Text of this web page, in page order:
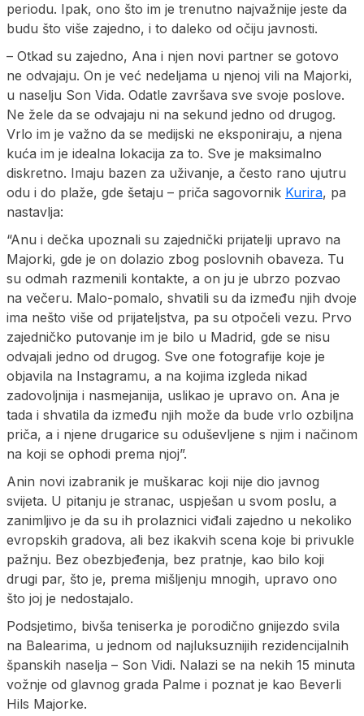
periodu. Ipak, ono što im je trenutno najvažnije jeste da
budu što više zajedno, i to daleko od očiju javnosti.
– Otkad su zajedno, Ana i njen novi partner se gotovo
ne odvajaju. On je već nedeljama u njenoj vili na Majorki,
u naselju Son Vida. Odatle završava sve svoje poslove.
Ne žele da se odvajaju ni na sekund jedno od drugog.
Vrlo im je važno da se medijski ne eksponiraju, a njena
kuća im je idealna lokacija za to. Sve je maksimalno
diskretno. Imaju bazen za uživanje, a često rano ujutru
odu i do plaže, gde šetaju – priča sagovornik Kurira, pa
nastavlja:
“Anu i dečka upoznali su zajednički prijatelji upravo na
Majorki, gde je on dolazio zbog poslovnih obaveza. Tu
su odmah razmenili kontakte, a on ju je ubrzo pozvao
na večeru. Malo-pomalo, shvatili su da između njih dvoje
ima nešto više od prijateljstva, pa su otpočeli vezu. Prvo
zajedničko putovanje im je bilo u Madrid, gde se nisu
odvajali jedno od drugog. Sve one fotografije koje je
objavila na Instagramu, a na kojima izgleda nikad
zadovoljnija i nasmejanija, uslikao je upravo on. Ana je
tada i shvatila da između njih može da bude vrlo ozbiljna
priča, a i njene drugarice su oduševljene s njim i načinom
na koji se ophodi prema njoj”.
Anin novi izabranik je muškarac koji nije dio javnog
svijeta. U pitanju je stranac, uspješan u svom poslu, a
zanimljivo je da su ih prolaznici viđali zajedno u nekoliko
evropskih gradova, ali bez ikakvih scena koje bi privukle
pažnju. Bez obezbjeđenja, bez pratnje, kao bilo koji
drugi par, što je, prema mišljenju mnogih, upravo ono
što joj je nedostajalo.
Podsjetimo, bivša teniserka je porodično gnijezdo svila
na Balearima, u jednom od najluksuznijih rezidencijalnih
španskih naselja – Son Vidi. Nalazi se na nekih 15 minuta
vožnje od glavnog grada Palme i poznat je kao Beverli
Hils Majorke.